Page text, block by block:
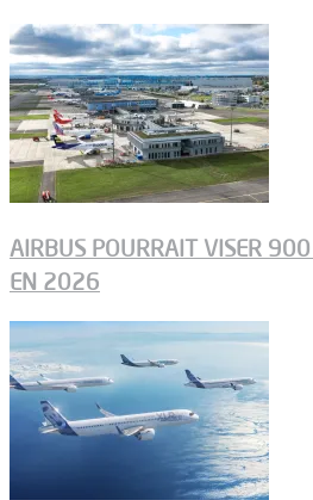
AIRBUS POURRAIT VISER
EN 2026